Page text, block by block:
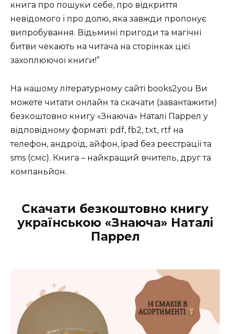
книга про пошуки себе, про відкриття
невідомого і про долю, яка завжди пропонує
випробування. Відьмині пригоди та магічні
битви чекають на читача на сторінках цієї
захоплюючої книги!”
На нашому літературному сайті books2you Ви
можете читати онлайн та скачати (завантажити)
безкоштовно книгу «Знаюча» Наталі Паррел у
відповідному форматі: pdf, fb2, txt, rtf на
телефон, андроїд, айфон, ipad без реєстрації та
sms (смс). Книга – найкращий вчитель, друг та
компаньйон.
Скачати безкоштовно книгу
українською «Знаюча» Наталі
Паррел